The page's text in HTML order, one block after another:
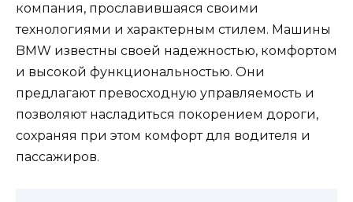
компания, прославившаяся своими
технологиями и характерным стилем. Машины
BMW известны своей надежностью, комфортом
и высокой функциональностью. Они
предлагают превосходную управляемость и
позволяют насладиться покорением дороги,
сохраняя при этом комфорт для водителя и
пассажиров.